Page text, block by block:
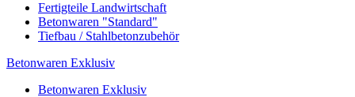
Fertigteile Landwirtschaft
Betonwaren "Standard"
Tiefbau / Stahlbetonzubehör
Betonwaren Exklusiv
Betonwaren Exklusiv